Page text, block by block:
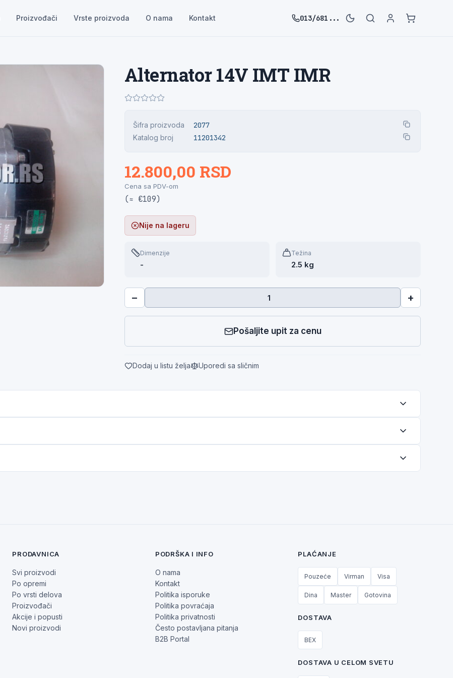
Proizvođači Vrste proizvoda O nama Kontakt 013/681...
Alternator 14V IMT IMR
Šifra proizvoda 2077
Katalog broj 11201342
12.800,00 RSD
Cena sa PDV-om
(≈ €109)
Nije na lageru
Dimenzije
-
Težina
2.5 kg
− +
Pošaljite upit za cenu
Dodaj u listu želja Uporedi sa sličnim
PRODAVNICA
Svi proizvodi
Po opremi
Po vrsti delova
Proizvođači
Akcije i popusti
Novi proizvodi
PODRŠKA I INFO
O nama
Kontakt
Politika isporuke
Politika povraćaja
Politika privatnosti
Često postavljana pitanja
B2B Portal
PLAĆANJE
Pouzeće Virman Visa
Dina Master Gotovina
DOSTAVA
BEX
DOSTAVA U CELOM SVETU